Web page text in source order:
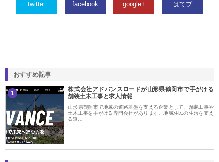
twitter facebook google+ はてブ
おすすめ記事
1
株式会社アドバンスロードが山形県鶴岡市で手がける
舗装土木工事と求人情報
山形県鶴岡市で地域の道路基盤を支える企業として、舗装工事や
土木工事を手がける専門会社があります。地域住民の生活を支え
る道…